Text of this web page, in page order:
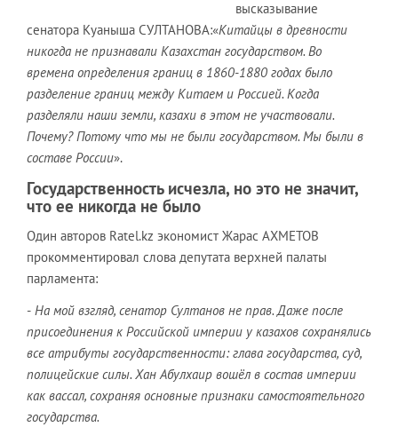
высказывание
сенатора Куаныша СУЛТАНОВА:«Китайцы в древности
никогда не признавали Казахстан государством. Во
времена определения границ в 1860-1880 годах было
разделение границ между Китаем и Россией. Когда
разделяли наши земли, казахи в этом не участвовали.
Почему? Потому что мы не были государством. Мы были в
составе России».
Государственность исчезла, но это не значит,
что ее никогда не было
Один авторов Ratel.kz экономист Жарас АХМЕТОВ
прокомментировал слова депутата верхней палаты
парламента:
- На мой взгляд, сенатор Султанов не прав. Даже после
присоединения к Российской империи у казахов сохранялись
все атрибуты государственности: глава государства, суд,
полицейские силы. Хан Абулхаир вошёл в состав империи
как вассал, сохраняя основные признаки самостоятельного
государства.